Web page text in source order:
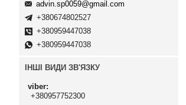
advin.sp0059@gmail.com
+380674802527
+380959447038
+380959447038
ІНШІ ВИДИ ЗВ'ЯЗКУ
viber
+380957752300